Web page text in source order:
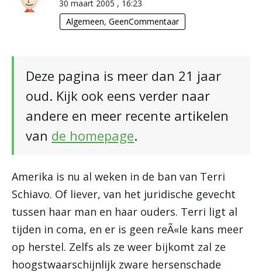
30 maart 2005 , 16:23
Algemeen,GeenCommentaar
Deze pagina is meer dan 21 jaar
oud. Kijk ook eens verder naar
andere en meer recente artikelen
van de homepage.
Amerika is nu al weken in de ban van Terri
Schiavo. Of liever, van het juridische gevecht
tussen haar man en haar ouders. Terri ligt al
tijden in coma, en er is geen reÃ«le kans meer
op herstel. Zelfs als ze weer bijkomt zal ze
hoogstwaarschijnlijk zware hersenschade